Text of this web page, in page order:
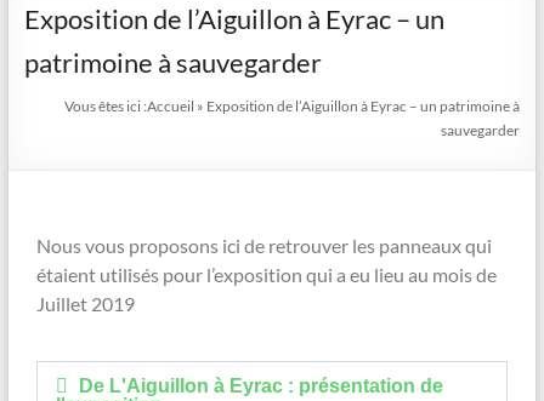
Exposition de l’Aiguillon à Eyrac – un
patrimoine à sauvegarder
Vous êtes ici :Accueil » Exposition de l’Aiguillon à Eyrac – un patrimoine à
sauvegarder
Nous vous proposons ici de retrouver les panneaux qui
étaient utilisés pour l’exposition qui a eu lieu au mois de
Juillet 2019
De L'Aiguillon à Eyrac : présentation de